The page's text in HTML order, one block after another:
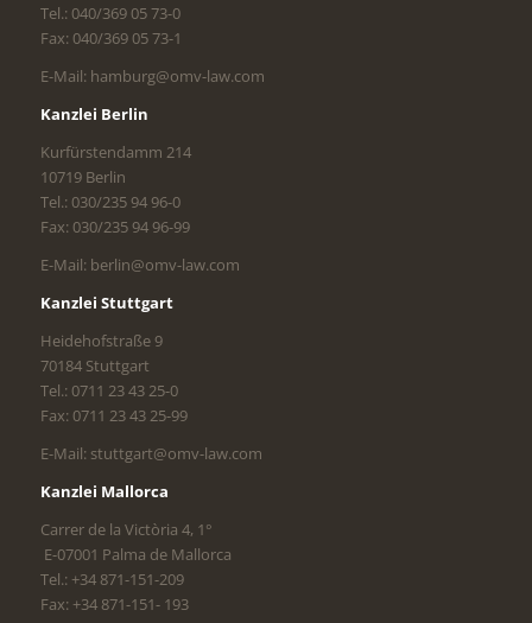
Tel.: 040/369 05 73-0
Fax: 040/369 05 73-1
E-Mail: hamburg@omv-law.com
Kanzlei Berlin
Kurfürstendamm 214
10719 Berlin
Tel.: 030/235 94 96-0
Fax: 030/235 94 96-99
E-Mail: berlin@omv-law.com
Kanzlei Stuttgart
Heidehofstraße 9
70184 Stuttgart
Tel.: 0711 23 43 25-0
Fax: 0711 23 43 25-99
E-Mail: stuttgart@omv-law.com
Kanzlei Mallorca
Carrer de la Victòria 4, 1°
E-07001 Palma de Mallorca
Tel.: +34 871-151-209
Fax: +34 871-151- 193